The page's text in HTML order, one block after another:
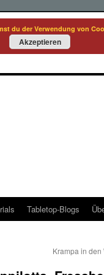
Tabletop-Blogs
Krampa in den
du der Verwendung von
Akzeptieren